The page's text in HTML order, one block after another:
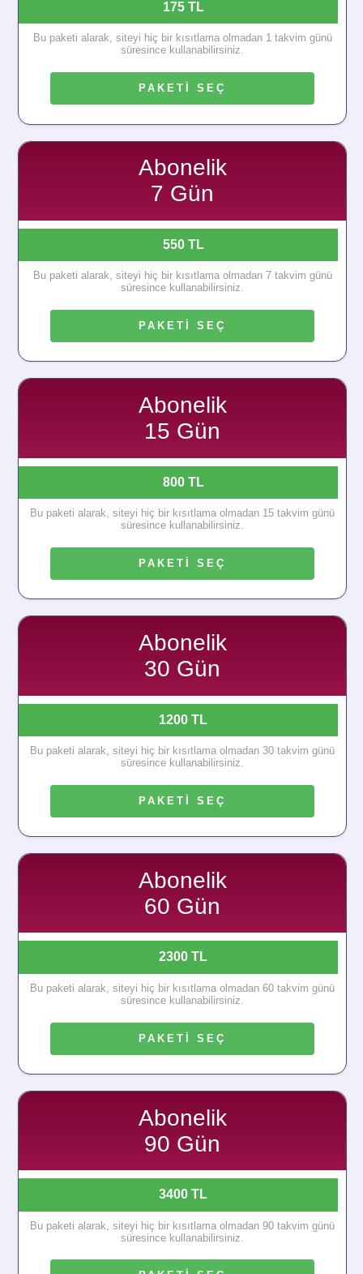
175 TL
Bu paketi alarak, siteyi hiç bir kısıtlama olmadan 1 takvim günü
süresince kullanabilirsiniz.
PAKETİ SEÇ
Abonelik
7 Gün
550 TL
Bu paketi alarak, siteyi hiç bir kısıtlama olmadan 7 takvim günü
süresince kullanabilirsiniz.
PAKETİ SEÇ
Abonelik
15 Gün
800 TL
Bu paketi alarak, siteyi hiç bir kısıtlama olmadan 15 takvim günü
süresince kullanabilirsiniz.
PAKETİ SEÇ
Abonelik
30 Gün
1200 TL
Bu paketi alarak, siteyi hiç bir kısıtlama olmadan 30 takvim günü
süresince kullanabilirsiniz.
PAKETİ SEÇ
Abonelik
60 Gün
2300 TL
Bu paketi alarak, siteyi hiç bir kısıtlama olmadan 60 takvim günü
süresince kullanabilirsiniz.
PAKETİ SEÇ
Abonelik
90 Gün
3400 TL
Bu paketi alarak, siteyi hiç bir kısıtlama olmadan 90 takvim günü
süresince kullanabilirsiniz.